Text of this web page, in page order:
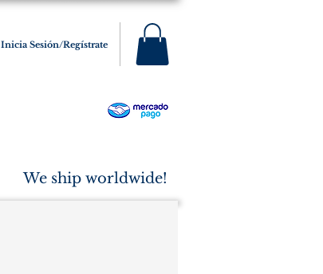
Inicia Sesión/Regístrate
We ship worldwide!